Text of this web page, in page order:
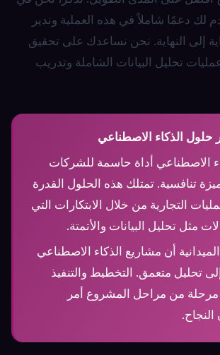
لك دعمًا شاملاً في هذه العملية وندير
إلى النهاية. نحن نساعدك على تحقيق
تحليل البيانات الشاملة وتدريب
حلول الذكاء الاصطناعي
الاصطناعي أداة حاسمة للشركات
تنافسية. تمتلك هذه الحلول القدرة
التجارية من خلال الابتكارات التي
مثل تحليل البيانات والأتمتة.
أن مشاريع الذكاء الاصطناعي
تحليل متعمق. التخطيط والتنفيذ
من مراحل المشروع أمر